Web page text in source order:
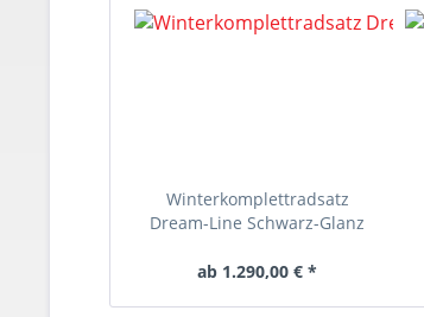
Winterkomplettradsatz
Dream-Line Schwarz-Glanz
ab 1.290,00 € *